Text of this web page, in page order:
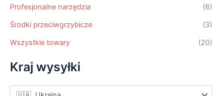
Profesjonalne narzędzia
(6)
Środki przeciwgrzybicze
(3)
Wszystkie towary
(20)
Kraj wysyłki